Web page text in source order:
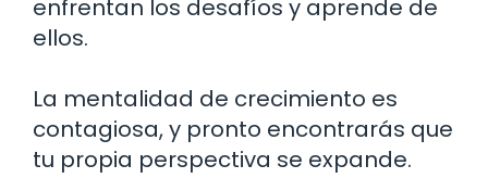
enfrentan los desafíos y aprende de
ellos.
La mentalidad de crecimiento es
contagiosa, y pronto encontrarás que
tu propia perspectiva se expande.